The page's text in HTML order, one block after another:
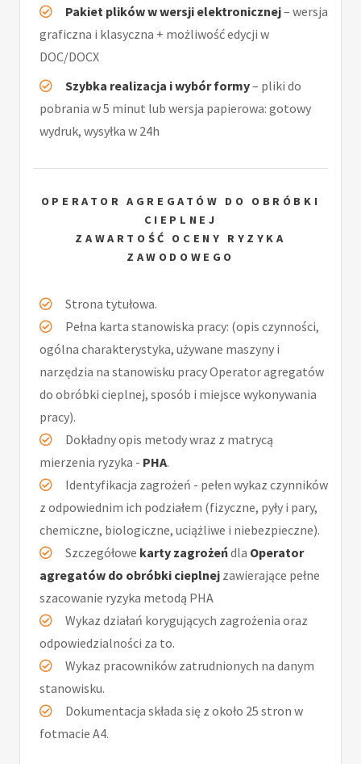
Pakiet plików w wersji elektronicznej– wersja
graficzna i klasyczna + możliwość edycji w
DOC/DOCX
Szybka realizacja i wybór formy– pliki do
pobrania w 5 minut lub wersja papierowa: gotowy
wydruk, wysyłka w 24h
OPERATOR AGREGATÓW DO OBRÓBKI
CIEPLNEJ
ZAWARTOŚĆ OCENY RYZYKA
ZAWODOWEGO
Strona tytułowa.
Pełna karta stanowiska pracy: (opis czynności,
ogólna charakterystyka, używane maszyny i
narzędzia na stanowisku pracy Operator agregatów
do obróbki cieplnej, sposób i miejsce wykonywania
pracy).
Dokładny opis metody wraz z matrycą
mierzenia ryzyka - PHA.
Identyfikacja zagrożeń - pełen wykaz czynników
z odpowiednim ich podziałem (fizyczne, pyły i pary,
chemiczne, biologiczne, uciążliwe i niebezpieczne).
Szczegółowe karty zagrożeńdla Operator
agregatów do obróbki cieplnej zawierające pełne
szacowanie ryzyka metodą PHA
Wykaz działań korygujących zagrożenia oraz
odpowiedzialności za to.
Wykaz pracowników zatrudnionych na danym
stanowisku.
Dokumentacja składa się z około 25 stron w
fotmacie A4.